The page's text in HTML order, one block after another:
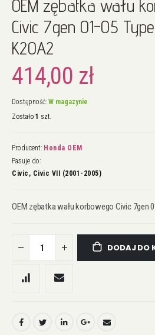
początek
galerii
OEM zębatka wału
Civic 7gen 01-05
K20A2
414,00 zł
Dostępność: W magazynie
Zostało 1 szt.
Producent: Honda OEM
Pasuje do:
Civic, Civic VII (2001-2005)
OEM zębatka wału korbowego Civic 7gen
DODAJ DO